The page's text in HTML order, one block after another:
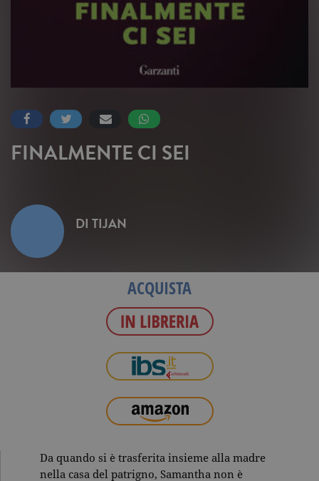
FINALMENTE CI SEI
DI TIJAN
ACQUISTA
Da quando si è trasferita insieme alla madre
nella casa del patrigno, Samantha non è